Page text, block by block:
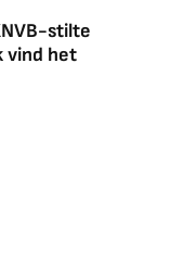
stilte
vind het